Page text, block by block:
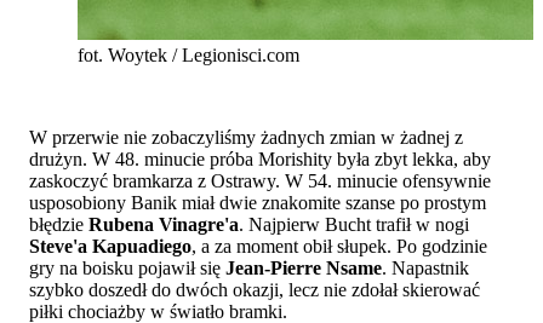
fot. Woytek / Legionisci.com
W przerwie nie zobaczyliśmy żadnych zmian w żadnej z
drużyn. W 48. minucie próba Morishity była zbyt lekka, aby
zaskoczyć bramkarza z Ostrawy. W 54. minucie ofensywnie
usposobiony Banik miał dwie znakomite szanse po prostym
błędzie Rubena Vinagre'a. Najpierw Bucht trafił w nogi
Steve'a Kapuadiego, a za moment obił słupek. Po godzinie
gry na boisku pojawił się Jean-Pierre Nsame. Napastnik
szybko doszedł do dwóch okazji, lecz nie zdołał skierować
piłki chociażby w światło bramki.